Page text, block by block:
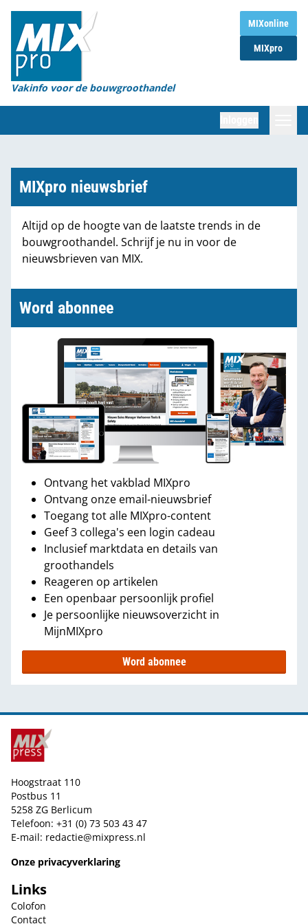
MIXonline
MIXpro
Vakinfo voor de bouwgroothandel
Home
Magazines
Organisaties
Marktcijfers
Partners
MIXpro nieuwsbrief
Altijd op de hoogte van de laatste trends in de
bouwgroothandel. Schrijf je nu in voor de
nieuwsbrieven van MIX.
Word abonnee
Ontvang het vakblad MIXpro
Ontvang onze email-nieuwsbrief
Toegang tot alle MIXpro-content
Geef 3 collega's een login cadeau
Inclusief marktdata en details van
groothandels
Reageren op artikelen
Een openbaar persoonlijk profiel
Je persoonlijke nieuwsoverzicht in
MijnMIXpro
Word abonnee
Hoogstraat 110
Postbus 11
5258 ZG Berlicum
Telefoon: +31 (0) 73 503 43 47
E-mail: redactie@mixpress.nl
Onze privacyverklaring
Links
Colofon
Contact